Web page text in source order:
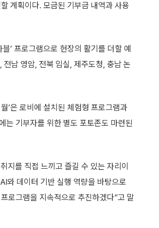
계획이다. 모금된 기부금 내역과 사용
’ 프로그램으로 현장의 활기를 더할 예
남 영암, 전북 임실, 제주도청, 충남 논
’은 로비에 설치된 체험형 프로그램과
는 기부자를 위한 별도 포토존도 마련된
지를 직접 느끼고 즐길 수 있는 자리이
와 데이터 기반 실행 역량을 바탕으로
로그램을 지속적으로 추진하겠다”고 말